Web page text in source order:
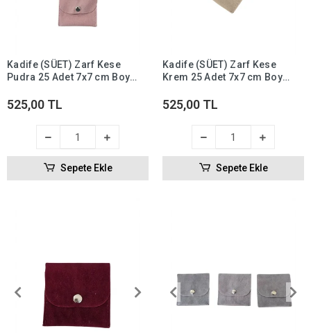
Kadife (SÜET) Zarf Kese
Pudra 25 Adet 7x7 cm Boy
525,00 TL
Sepete Ekle
Kadife (SÜET) Zarf Kese
Krem 25 Adet 7x7 cm Boy
525,00 TL
Sepete Ekle